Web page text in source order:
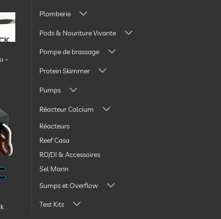
–
Plomberie
Pods & Nouriture Vivante
Pompe de brassage
Protein Skimmer
Pumps
Réacteur Calcium
Réacteurs
Reef Casa
RO/DI & Accessoires
Sel Marin
Sumps et Overflow
Test Kits